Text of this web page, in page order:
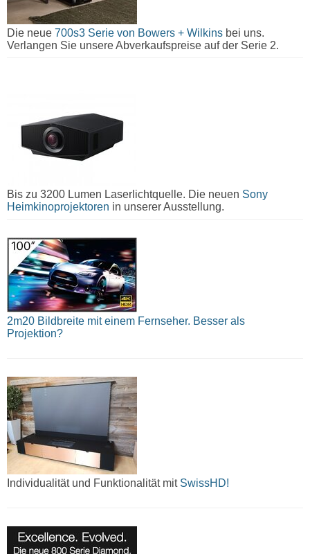
Die neue 700s3 Serie von Bowers + Wilkins bei uns.
Verlangen Sie unsere Abverkaufspreise auf der Serie 2.
Bis zu 3200 Lumen Laserlichtquelle. Die neuen Sony
Heimkinoprojektoren in unserer Ausstellung.
2m20 Bildbreite mit einem Fernseher. Besser als
Projektion?
Individualität und Funktionalität mitSwissHD!